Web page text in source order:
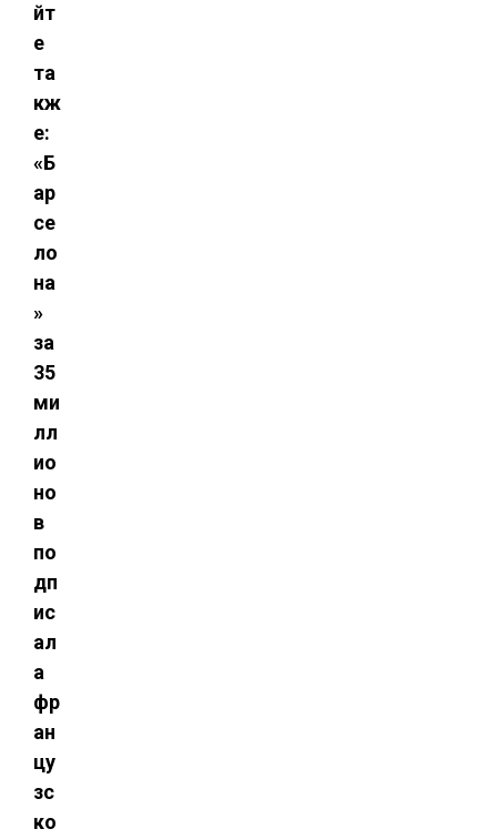
йт
е
та
кж
е:
«Б
ар
се
ло
на
»
за
35
ми
лл
ио
но
в
по
дп
ис
ал
а
фр
ан
цу
зс
ко